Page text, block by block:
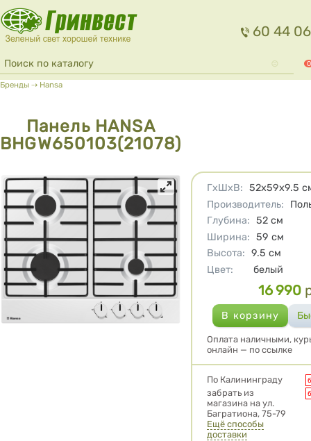
Перейти к основному содержанию
60 44 06
Форма поиска
Поиск 0
Вы здесь
Бренды ⇢ Hansa
Панель HANSA
BHGW650103(21078)
Характеристики
ГхШхВ: 52х59х9.5
Производитель:
Глубина: 52 см
Ширина: 59 см
Высота: 9.5 см
Цвет:
белый
Цена
16 990
Оплата наличными,
онлайн — по ссылке
Условия доставки
По Калининграду
забрать из
магазина на ул.
Багратиона, 75-79
Ещё способы
доставки